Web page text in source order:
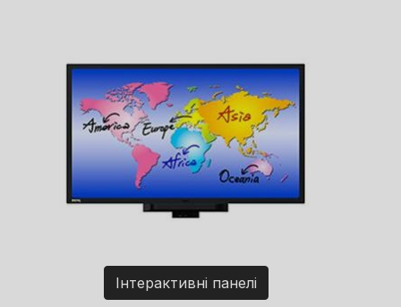
Інтерактивні панелі